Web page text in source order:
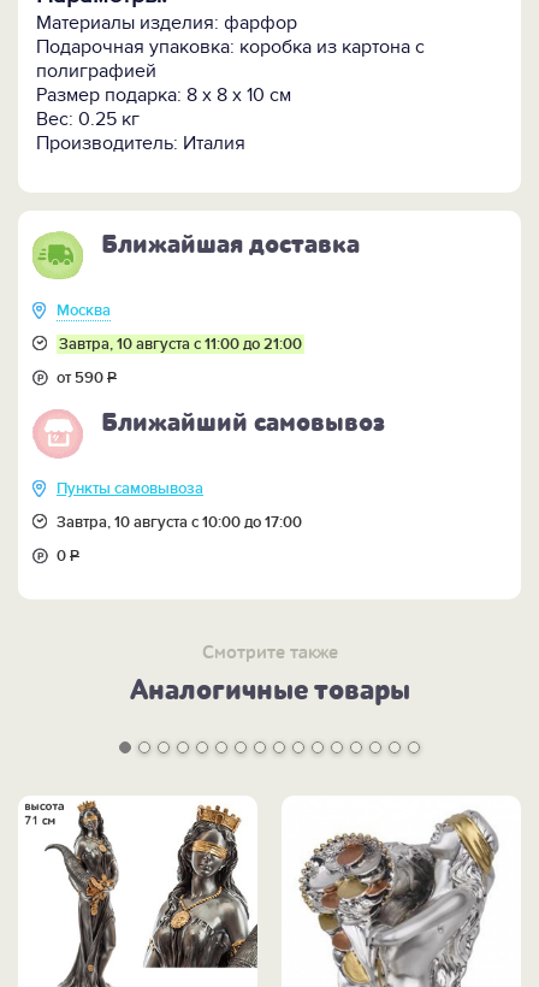
Материалы изделия: фарфор
Подарочная упаковка: коробка из картона с
полиграфией
Размер подарка: 8 x 8 x 10 см
Вес: 0.25 кг
Производитель: Италия
Ближайшая доставка
Москва
Завтра, 10 августа с 11:00 до 21:00
от 590Р
Ближайший самовывоз
Пункты самовывоза
Завтра, 10 августа с 10:00 до 17:00
0Р
Смотрите также
Аналогичные товары